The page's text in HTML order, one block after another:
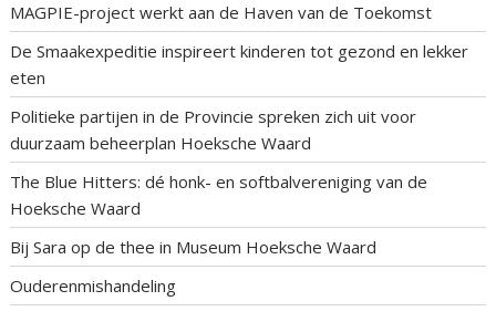
MAGPIE-project werkt aan de Haven van de Toekomst
De Smaakexpeditie inspireert kinderen tot gezond en lekker
eten
Politieke partijen in de Provincie spreken zich uit voor
duurzaam beheerplan Hoeksche Waard
The Blue Hitters: dé honk- en softbalvereniging van de
Hoeksche Waard
Bij Sara op de thee in Museum Hoeksche Waard
Ouderenmishandeling